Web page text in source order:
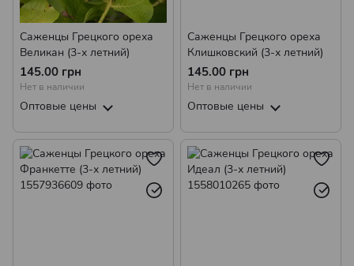
Саженцы Грецкого ореха
Великан (3-х летний)
145.00 грн
Нет в наличии
Оптовые цены
Саженцы Грецкого ореха
Клишковский (3-х летний)
145.00 грн
Нет в наличии
Оптовые цены